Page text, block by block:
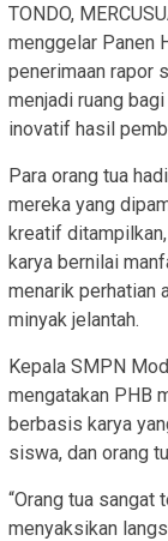
TONDO,
menggelar Panen
penerimaan rapor
menjadi ruang
inovatif hasil
Para orang tua
mereka yang
kreatif
karya bernilai
menarik perhatian
minyak jelantah.
Kepala SMPN
mengatakan PHB
berbasis karya
siswa, dan orang
“Orang tua sangat
menyaksikan